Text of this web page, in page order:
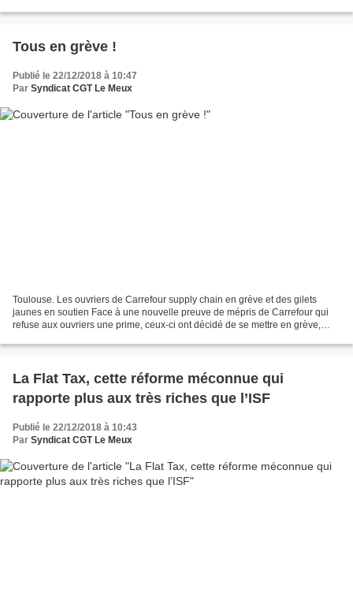
Tous en grève !
Publié le 22/12/2018 à 10:47
Par Syndicat CGT Le Meux
Toulouse. Les ouvriers de Carrefour supply chain en grève et des gilets
jaunes en soutien Face à une nouvelle preuve de mépris de Carrefour qui
refuse aux ouvriers une prime, ceux-ci ont décidé de se mettre en grève,
La Flat Tax, cette réforme méconnue qui
rapporte plus aux très riches que l’ISF
Publié le 22/12/2018 à 10:43
Par Syndicat CGT Le Meux